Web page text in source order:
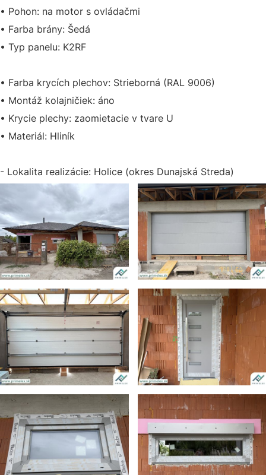
• Pohon: na motor s ovládačmi
• Farba brány: Šedá
• Typ panelu: K2RF
• Farba krycích plechov: Strieborná (RAL 9006)
• Montáž kolajničiek: áno
• Krycie plechy: zaomietacie v tvare U
• Materiál: Hliník
- Lokalita realizácie: Holice (okres Dunajská Streda)